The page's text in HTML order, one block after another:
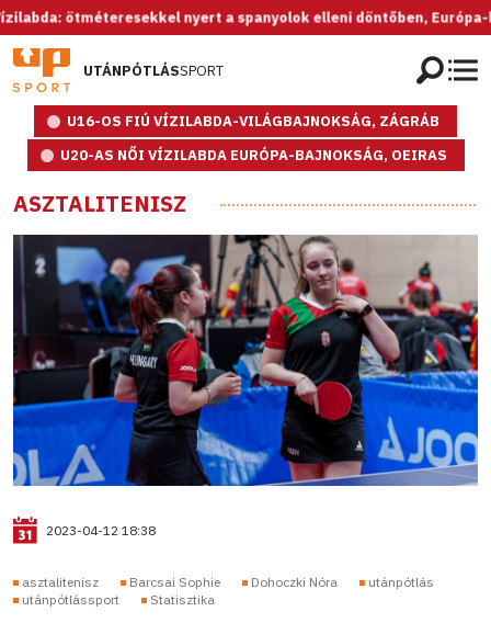
ötméteresekkel nyert a spanyolok elleni döntőben, Európa-
UTÁNPÓTLÁSSPORT
U16-OS FIÚ VÍZILABDA-VILÁGBAJNOKSÁG, ZÁGRÁB
U20-AS NŐI VÍZILABDA EURÓPA-BAJNOKSÁG, OEIRAS
ASZTALITENISZ
2023-04-12 18:38
asztalitenisz Barcsai Sophie Dohoczki Nóra
utánpótlás
utánpótlássport
Statisztika